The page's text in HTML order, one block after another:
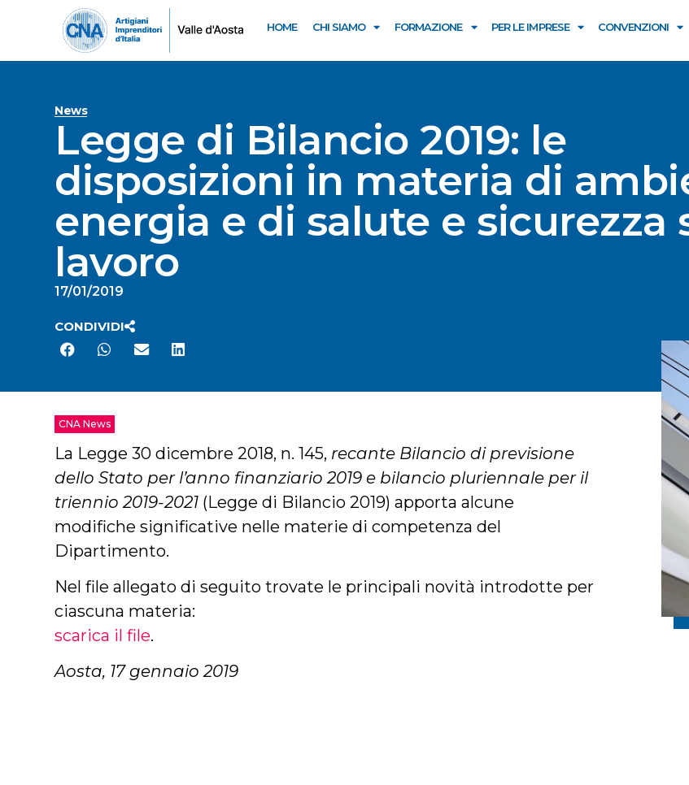
HOME CHI SIAMO FORMAZIONE PER LE IMPRESE CONVENZIONI
News
Legge di Bilancio 2019: le
disposizioni in materia di
energia e di salute e sicurezza
lavoro
17/01/2019
CONDIVIDI
CNA News
La Legge 30 dicembre 2018, n. 145, recante Bilancio di previsione
dello Stato per l’anno finanziario 2019 e bilancio pluriennale per il
triennio 2019-2021 (Legge di Bilancio 2019) apporta alcune
modifiche significative nelle materie di competenza del
Dipartimento.
Nel file allegato di seguito trovate le principali novità introdotte per
ciascuna materia:
scarica il file.
Aosta, 17 gennaio 2019